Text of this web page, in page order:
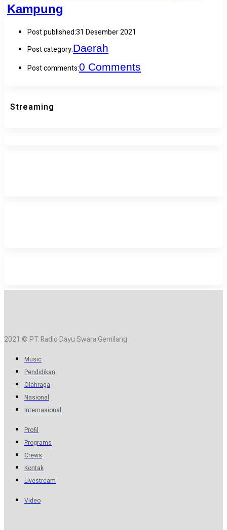
Kampung
Post published:31 Desember 2021
Post category:Daerah
Post comments:0 Comments
Streaming
2021 © PT. Radio Dayu Swara Gemilang
Music
Pendidikan
Olahraga
Nasional
Internasional
Profil
Programs
Crews
Kontak
Livestream
Video